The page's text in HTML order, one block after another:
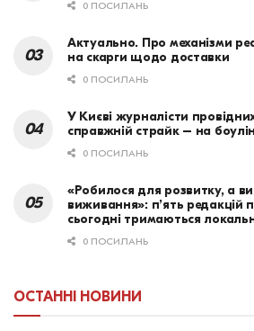
0 ПОСИЛАНЬ
Актуально. Про механізми
на скарги щодо доставки
0 ПОСИЛАНЬ
У Києві журналісти
справжній страйк – на
0 ПОСИЛАНЬ
«Робилося для розвитку, а
виживання»: п’ять редакцій
сьогодні тримаються
0 ПОСИЛАНЬ
ОСТАННІ НОВИНИ